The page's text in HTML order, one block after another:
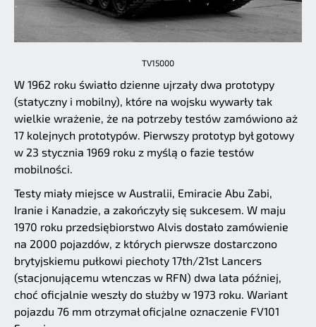
TV15000
W 1962 roku światło dzienne ujrzały dwa prototypy
(statyczny i mobilny), które na wojsku wywarły tak
wielkie wrażenie, że na potrzeby testów zamówiono aż
17 kolejnych prototypów. Pierwszy prototyp był gotowy
w 23 stycznia 1969 roku z myślą o fazie testów
mobilności.
Testy miały miejsce w Australii, Emiracie Abu Zabi,
Iranie i Kanadzie, a zakończyły się sukcesem. W maju
1970 roku przedsiębiorstwo Alvis dostało zamówienie
na 2000 pojazdów, z których pierwsze dostarczono
brytyjskiemu pułkowi piechoty 17th/21st Lancers
(stacjonującemu wtenczas w RFN) dwa lata później,
choć oficjalnie weszły do służby w 1973 roku. Wariant
pojazdu 76 mm otrzymał oficjalne oznaczenie FV101